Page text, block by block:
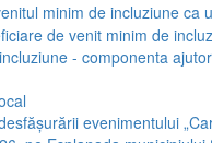
minim de incluziune ca
de venit minim de
- componenta
evenimentului